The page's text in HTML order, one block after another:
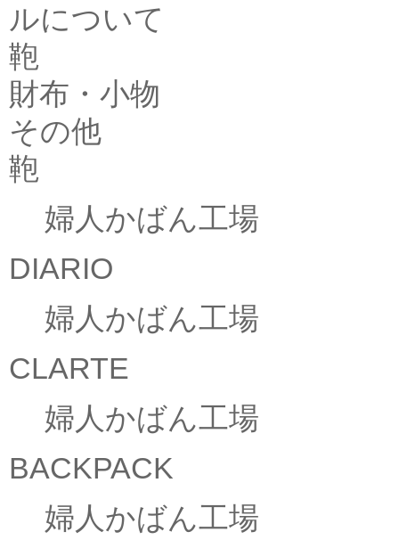
ルについて
鞄
財布・小物
その他
鞄
婦人かばん工場
DIARIO
婦人かばん工場
CLARTE
婦人かばん工場
BACKPACK
婦人かばん工場